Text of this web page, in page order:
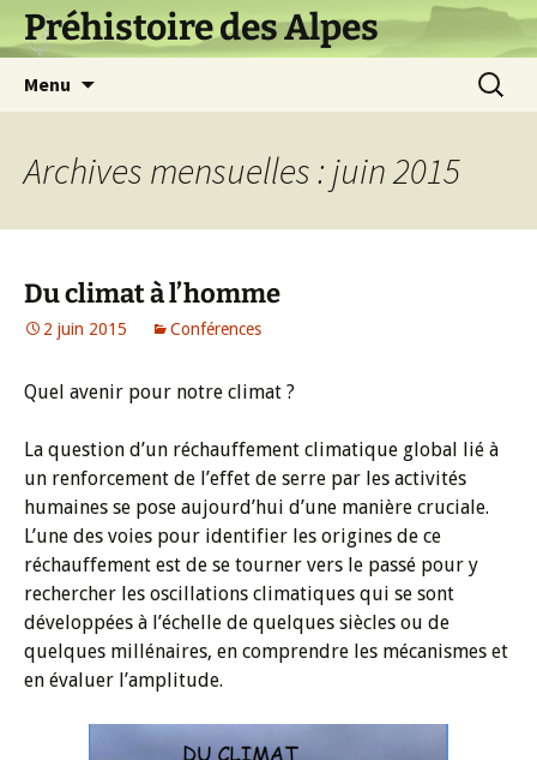
Aller
au Préhistoire des Alpes
Menu
Archives mensuelles : juin 2015
Du climat à l’homme
2 juin 2015 Conférences
Quel avenir pour notre climat ?
La question d’un réchauffement climatique global lié à
un renforcement de l’effet de serre par les activités
humaines se pose aujourd’hui d’une manière cruciale.
L’une des voies pour identifier les origines de ce
réchauffement est de se tourner vers le passé pour y
rechercher les oscillations climatiques qui se sont
développées à l’échelle de quelques siècles ou de
quelques millénaires, en comprendre les mécanismes et
en évaluer l’amplitude.